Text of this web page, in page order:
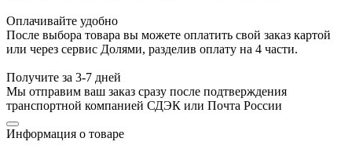
Оплачивайте удобно
После выбора товара вы можете оплатить свой заказ картой
или через сервис Долями, разделив оплату на 4 части.
Получите за 3-7 дней
Мы отправим ваш заказ сразу после подтверждения
транспортной компанией СДЭК или Почта России
Информация о товаре